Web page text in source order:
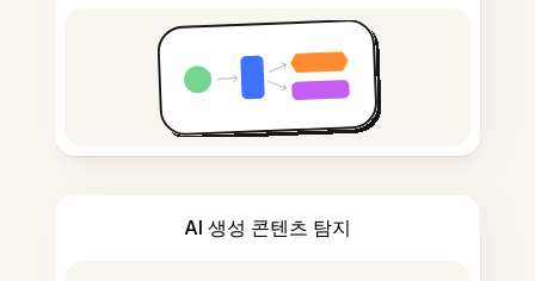
AI 생성 콘텐츠 탐지